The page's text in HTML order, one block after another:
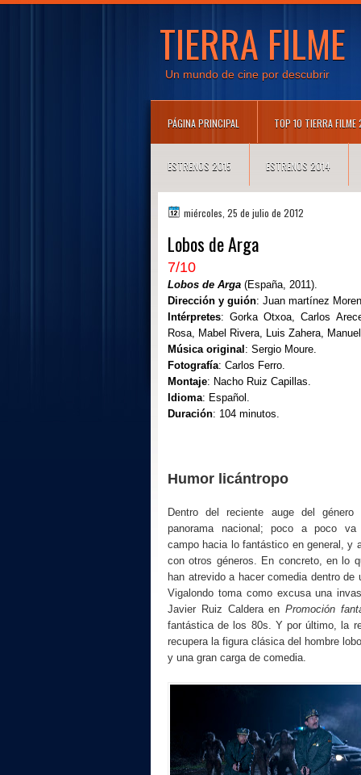
TIERRA FILME
Un mundo de cine por descubrir
PÁGINA PRINCIPAL TOP 10 TIERRA FILME
ESTRENOS 2015 ESTRENOS 2014
miércoles, 25 de julio de 2012
Lobos de Arga
7/10
Lobos de Arga (España, 2011).
Dirección y guión: Juan martínez
Intérpretes: Gorka Otxoa, Carlos
Rosa, Mabel Rivera , Luis Zahera,
Música original: Sergio Moure.
Fotografía: Carlos Ferro.
Montaje: Nacho Ruiz Capillas.
Idioma: Español.
Duración: 104 minutos.
Humor licántropo
Dentro del reciente auge del
panorama nacional; poco a poco va
campo hacia lo fantástico en general, y
con otros géneros. En concreto, en lo
han atrevido a hacer comedia dentro de
Vigalondo toma como excusa una
Javier Ruiz Caldera enPromoción
fantástica de los 80s. Y por último, la
recupera la figura clásica del hombre
y una gran carga de comedia.